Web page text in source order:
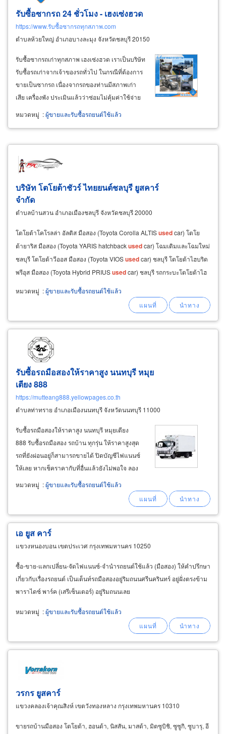
รับซื้อซากรถ 24 ชั่วโมง - เฮงเซ่งฮวด
https://www.รับซื้อซากรถทุกสภาพ.com
ตำบลห้วยใหญ่ อำเภอบางละมุง จังหวัดชลบุรี 20150
รับซื้อซากรถเก่าทุกสภาพ เฮงเซ่งฮวด เราเป็นบริษัท
รับซื้อรถเก่าจากเจ้าของรถทั่วไป ในกรณีที่ต้องการ
ขายเป็นซากรถ เนื่องจากรถของท่านมีสภาพเก่า
เสีย เครื่องพัง ประเมินแล้วว่าซ่อมไม่คุ้มค่าใช้จ่าย
จึงจะไม่ใช้แล้ว และต้องการขายซากให้ได้ราคา
หมวดหมู่ :ผู้ขายและรับซื้อรถยนต์ใช้แล้ว
บริษัท โตโยต้าชัวร์ ไทยยนต์ชลบุรี ยูสคาร์
จำกัด
ตำบลบ้านสวน อำเภอเมืองชลบุรี จังหวัดชลบุรี 20000
โตโยต้าโคโรลล่า อัลติส มือสอง (Toyota Corolla ALTISusedcar) โตโย
ต้ายาริส มือสอง (Toyota YARIS hatchbackusedcar) โฉมเดิมและโฉมใหม่
ชลบุรี โตโยต้าวีออส มือสอง (Toyota VIOSusedcar) ชลบุรี โตโยต้าไฮบริด
พรีอุส มือสอง (Toyota Hybrid PRIUSusedcar) ชลบุรี รถกระบะโตโยต้าไฮ
หมวดหมู่ :ผู้ขายและรับซื้อรถยนต์ใช้แล้ว
รับซื้อรถมือสองให้ราคาสูง นนทบุรี หมุย
เตียง 888
https://mutteang888.yellowpages.co.th
ตำบลท่าทราย อำเภอเมืองนนทบุรี จังหวัดนนทบุรี 11000
รับซื้อรถมือสองให้ราคาสูง นนทบุรี หมุยเตียง
888 รับซื้อรถมือสอง รถบ้าน ทุกรุ่น ให้ราคาสูงสุด
รถที่ยังผ่อนอยู่ก็สามารถขายได้ ปิดบัญชีไฟแนนซ์
ให้เลย หากเช็คราคากับที่อื่นแล้วยังไม่พอใจ ลอง
มาสอบถามกับเรา ตกลงราคาได้ พร้อมไปซื้อถึงที่
จ่ายเงินสดทันที มีเอกสารซื้อ-ขาย ชัดเจน ปลอดภัย
หมวดหมู่ :ผู้ขายและรับซื้อรถยนต์ใช้แล้ว
เอ ยูส คาร์
แขวงหนองบอน เขตประเวศ กรุงเทพมหานคร 10250
ซื้อ-ขาย-แลกเปลี่ยน-จัดไฟแนนซ์-จำนำรถยนต์ใช้แล้ว (มือสอง) ให้คำปรึกษา
เกี่ยวกับเรื่องรถยนต์ เป็นเต็นท์รถมือสองอยู่ริมถนนศรีนครินทร์ อยู่ฝั่งตรงข้าม
พาราไดซ์ พาร์ค (เสรีเซ็นเตอร์) อยู่ริมถนนเลย
หมวดหมู่ :ผู้ขายและรับซื้อรถยนต์ใช้แล้ว
วรกร ยูสคาร์
แขวงคลองเจ้าคุณสิงห์ เขตวังทองหลาง กรุงเทพมหานคร 10310
ขายรถบ้านมือสอง โตโยต้า, ฮอนด้า, นิสสัน, มาสด้า, มิตซูบิชิ, ซูซูกิ, ซูบารุ, อี